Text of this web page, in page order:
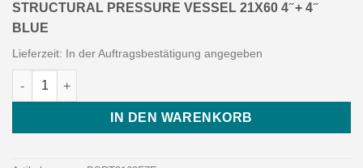
STRUCTURAL PRESSURE VESSEL 21X60 4 ̋ + 4 ̋
BLUE
Lieferzeit: In der Auftragsbestätigung angegeben
STRUCTURAL PRESSURE VESSEL 21X60 4 ̋ + 4 ̋ BLUE (Art.
IN DEN WARENKORB